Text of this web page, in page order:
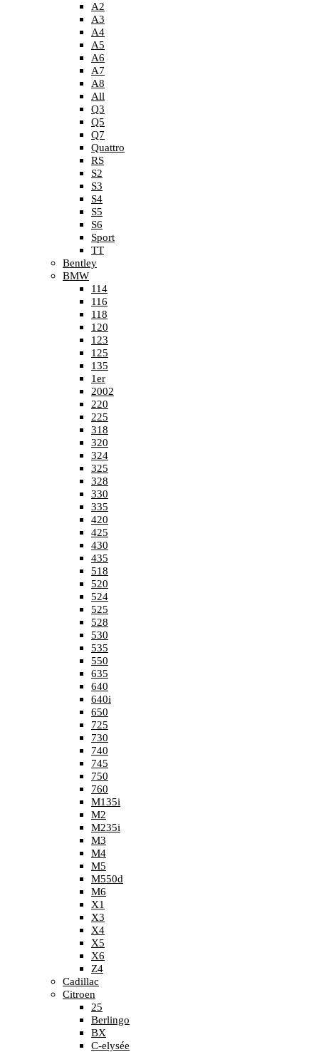
A2
A3
A4
A5
A6
A7
A8
All
Q3
Q5
Q7
Quattro
RS
S2
S3
S4
S5
S6
Sport
TT
Bentley
BMW
114
116
118
120
123
125
135
1er
2002
220
225
318
320
324
325
328
330
335
420
425
430
435
518
520
524
525
528
530
535
550
635
640
640i
650
725
730
740
745
750
760
M135i
M2
M235i
M3
M4
M5
M550d
M6
X1
X3
X4
X5
X6
Z4
Cadillac
Citroen
25
Berlingo
BX
C-elysée